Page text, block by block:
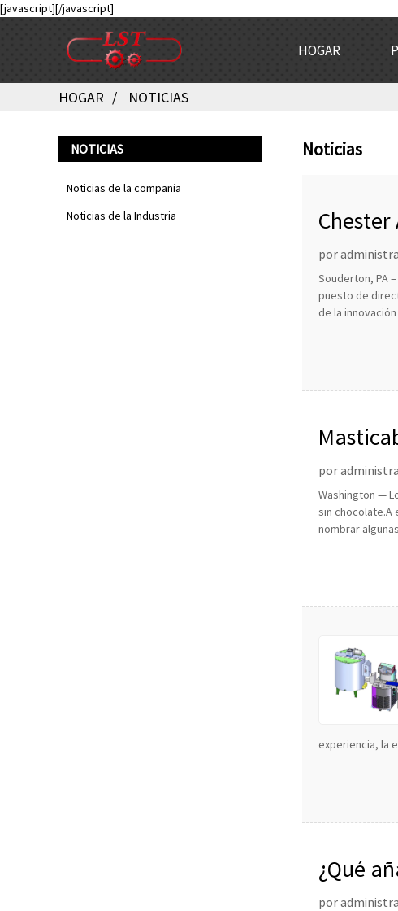
[javascript][/javascript]
HOGAR
HOGAR NOTICIAS
NOTICIAS
Noticias de la compañía
Noticias de la Industria
Noticias
por
Souderton, PA
puesto de
de la
por
Washington —
sin chocolate.A
nombrar
experiencia, la
¿Qué
por